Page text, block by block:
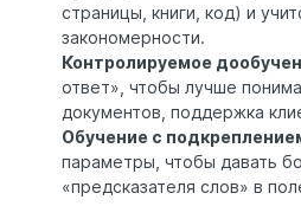
страницы, книги, код) и
закономерности.
Контролируемое
ответ», чтобы лучше
документов, поддержка
Обучение с
параметры, чтобы давать
«предсказателя слов» в